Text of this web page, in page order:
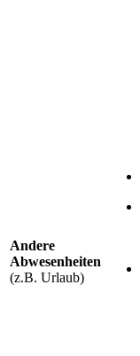
Andere
Abwesenheiten
(z.B. Urlaub)